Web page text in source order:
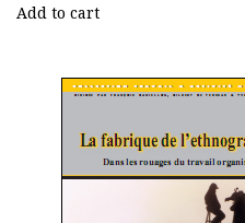
Add to cart